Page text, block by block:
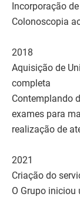
Incorporação
Colonoscopia
2018
Aquisição de
completa
Contemplando
exames para
realização de
2021
Criação do
O Grupo